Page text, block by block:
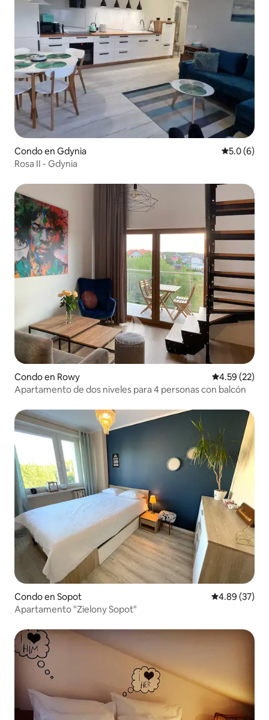
Condo en Gdynia
5.0 (6)
Rosa II - Gdynia
Condo en Rowy Calificación
4.59 (22)
Apartamento de dos niveles para 4 personas con balcón
Condo en Sopot Calificación
4.89 (37)
Apartamento "Zielony Sopot"